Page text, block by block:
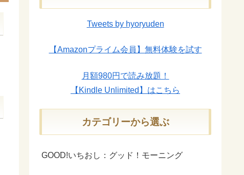
Tweets by hyoryuden
【Amazonプライム会員】無料体験を試す
月額980円で読み放題！
【Kindle Unlimited】はこちら
カテゴリーから選ぶ
GOOD!いちおし：グッド！モーニング